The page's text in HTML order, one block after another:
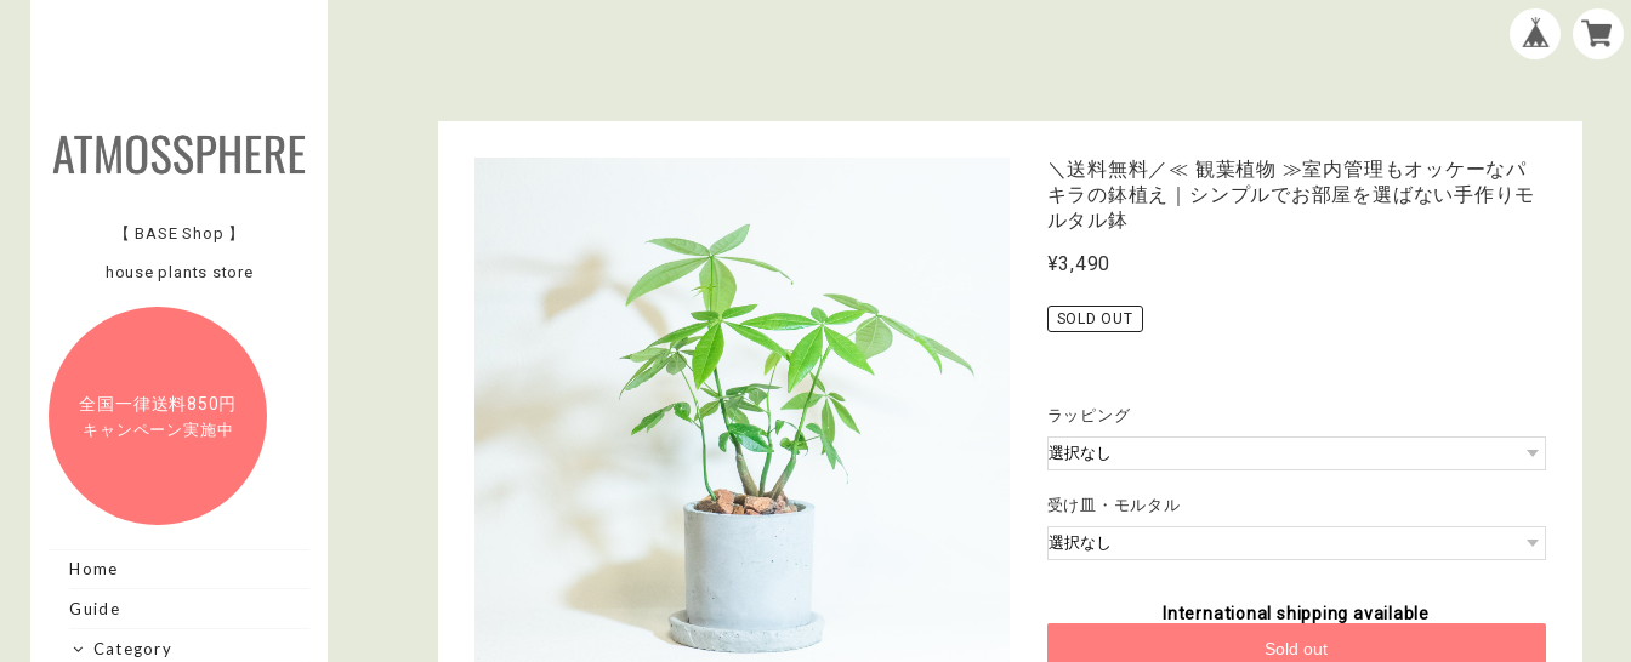
【 BASE Shop 】
house plants store
全国一律送料850円
キャンペーン実施中
Home
Guide
Category
＼送料無料／≪ 観葉植物 ≫室内管理もオッケーなパ
キラの鉢植え｜シンプルでお部屋を選ばない手作りモ
ルタル鉢
¥3,490
SOLD OUT
ラッピング
受け皿・モルタル
International shipping available
Sold out